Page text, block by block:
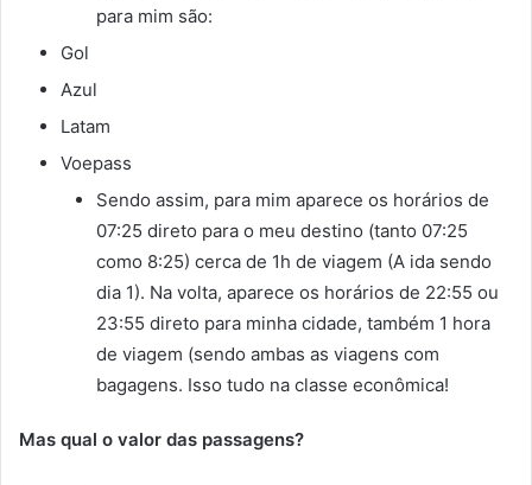
para mim são:
Gol
Azul
Latam
Voepass
Sendo assim, para mim aparece os horários de
07:25 direto para o meu destino (tanto 07:25
como 8:25) cerca de 1h de viagem (A ida sendo
dia 1). Na volta, aparece os horários de 22:55 ou
23:55 direto para minha cidade, também 1 hora
de viagem (sendo ambas as viagens com
bagagens. Isso tudo na classe econômica!
Mas qual o valor das passagens?